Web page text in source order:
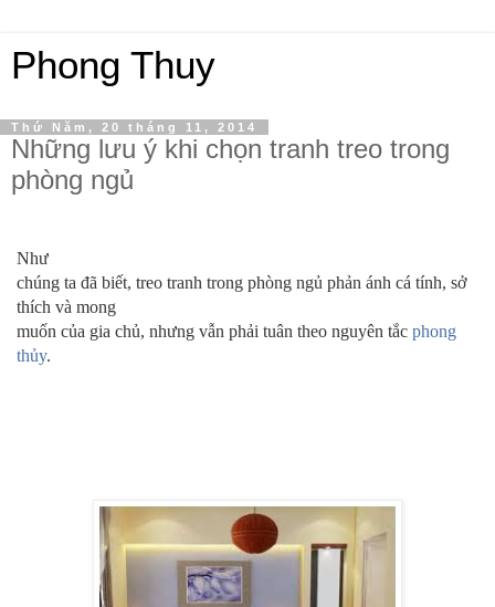
Phong Thuy
Thứ Năm, 20 tháng 11, 2014
Những lưu ý khi chọn tranh treo trong
phòng ngủ
Như
chúng ta đã biết, treo tranh trong phòng ngủ phản ánh cá tính, sở
thích và mong
muốn của gia chủ, nhưng vẫn phải tuân theo nguyên tắc phong
thủy.